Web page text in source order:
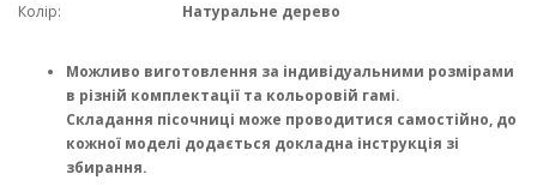
Колір:
Натуральне дерево
Можливо виготовлення за індивідуальними розмірами
в різній комплектації та кольоровій гамі.
Складання пісочниці може проводитися самостійно, до
кожної моделі додається докладна інструкція зі
збирання.